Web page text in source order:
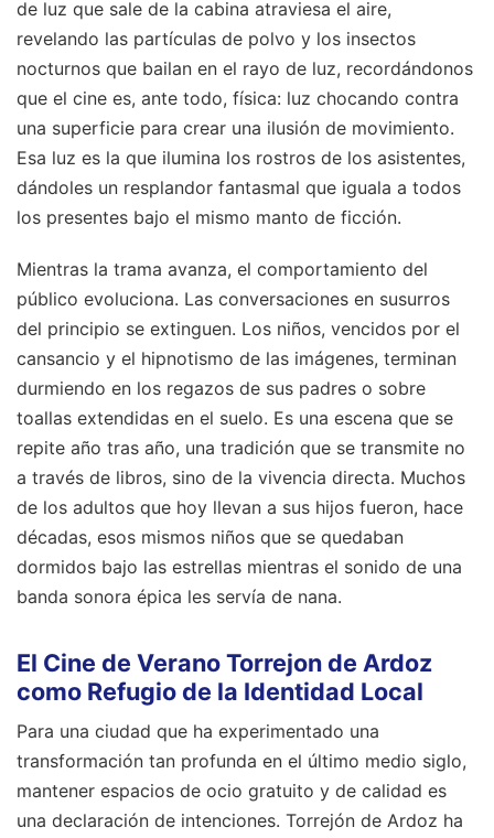
de luz que sale de la cabina atraviesa el aire,
revelando las partículas de polvo y los insectos
nocturnos que bailan en el rayo de luz, recordándonos
que el cine es, ante todo, física: luz chocando contra
una superficie para crear una ilusión de movimiento.
Esa luz es la que ilumina los rostros de los asistentes,
dándoles un resplandor fantasmal que iguala a todos
los presentes bajo el mismo manto de ficción.
Mientras la trama avanza, el comportamiento del
público evoluciona. Las conversaciones en susurros
del principio se extinguen. Los niños, vencidos por el
cansancio y el hipnotismo de las imágenes, terminan
durmiendo en los regazos de sus padres o sobre
toallas extendidas en el suelo. Es una escena que se
repite año tras año, una tradición que se transmite no
a través de libros, sino de la vivencia directa. Muchos
de los adultos que hoy llevan a sus hijos fueron, hace
décadas, esos mismos niños que se quedaban
dormidos bajo las estrellas mientras el sonido de una
banda sonora épica les servía de nana.
El Cine de Verano Torrejon de Ardoz
como Refugio de la Identidad Local
Para una ciudad que ha experimentado una
transformación tan profunda en el último medio siglo,
mantener espacios de ocio gratuito y de calidad es
una declaración de intenciones. Torrejón de Ardoz ha